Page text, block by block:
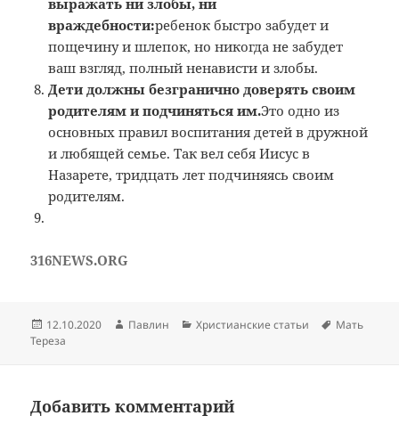
выражать ни злобы, ни
враждебности:ребенок быстро забудет и
пощечину и шлепок, но никогда не забудет
ваш взгляд, полный ненависти и злобы.
Дети должны безгранично доверять своим
родителям и подчиняться им.Это одно из
основных правил воспитания детей в дружной
и любящей семье. Так вел себя Иисус в
Назарете, тридцать лет подчиняясь своим
родителям.
316NEWS.ORG
Опубликовано
12.10.2020 Автор
Павлин Рубрики
Христианские статьи Метки
Мать
Тереза
Добавить комментарий